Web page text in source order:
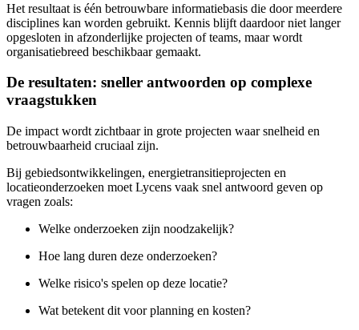
Het resultaat is één betrouwbare informatiebasis die door meerdere
disciplines kan worden gebruikt. Kennis blijft daardoor niet langer
opgesloten in afzonderlijke projecten of teams, maar wordt
organisatiebreed beschikbaar gemaakt.
De resultaten: sneller antwoorden op complexe
vraagstukken
De impact wordt zichtbaar in grote projecten waar snelheid en
betrouwbaarheid cruciaal zijn.
Bij gebiedsontwikkelingen, energietransitieprojecten en
locatieonderzoeken moet Lycens vaak snel antwoord geven op
vragen zoals:
Welke onderzoeken zijn noodzakelijk?
Hoe lang duren deze onderzoeken?
Welke risico's spelen op deze locatie?
Wat betekent dit voor planning en kosten?